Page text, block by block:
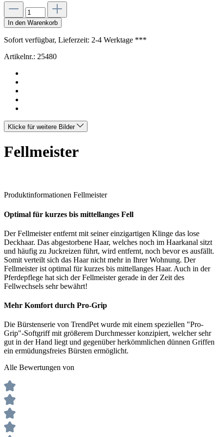
In den Warenkorb
Sofort verfügbar, Lieferzeit: 2-4 Werktage ***
Artikelnr.: 25480
Klicke für weitere Bilder
Fellmeister
Produktinformationen Fellmeister
Optimal für kurzes bis mittellanges Fell
Der Fellmeister entfernt mit seiner einzigartigen Klinge das lose
Deckhaar. Das abgestorbene Haar, welches noch im Haarkanal sitzt
und häufig zu Juckreizen führt, wird entfernt, noch bevor es ausfällt.
Somit verteilt sich das Haar nicht mehr in Ihrer Wohnung. Der
Fellmeister ist optimal für kurzes bis mittellanges Haar. Auch in der
Pferdepflege hat sich der Fellmeister gerade in der Zeit des
Fellwechsels sehr bewährt!
Mehr Komfort durch Pro-Grip
Die Bürstenserie von TrendPet wurde mit einem speziellen "Pro-
Grip"-Softgriff mit größerem Durchmesser konzipiert, welcher sehr
gut in der Hand liegt und gegenüber herkömmlichen dünnen Griffen
ein ermüdungsfreies Bürsten ermöglicht.
Alle Bewertungen von